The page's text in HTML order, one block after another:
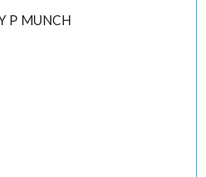
P MUNCH